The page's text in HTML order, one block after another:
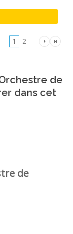
1 2
de
dans cet
de